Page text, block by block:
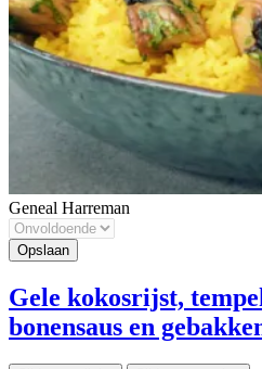
Geneal Harreman
Gele kokosrijst,
bonensaus en